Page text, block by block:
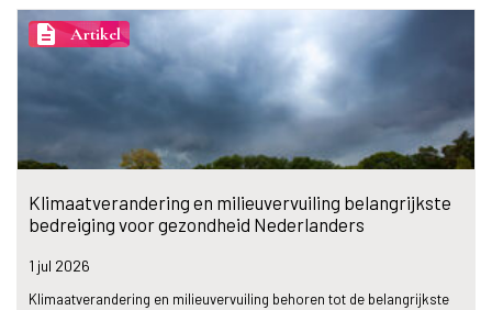
description Artikel
Klimaatverandering en milieuvervuiling belangrijkste
bedreiging voor gezondheid Nederlanders
1 jul 2026
Klimaatverandering en milieuvervuiling behoren tot de belangrijkste